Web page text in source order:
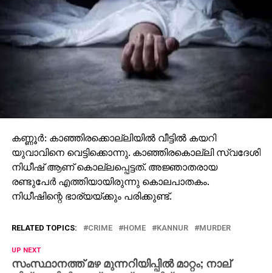
കണ്ണൂർ: കാഞ്ഞിരക്കൊല്ലിയിൽ വീട്ടിൽ കയറി
യുവാവിനെ വെട്ടിക്കൊന്നു. കാഞ്ഞിരകൊല്ലി സ്വദേശി
നിധീഷ് ആണ് കൊല്ലപ്പെട്ടത്. അജ്ഞാതരായ
രണ്ടുപേർ എത്തിയായിരുന്നു കൊലപാതകം.
നിധീഷിന്റെ ഭാര്യയ്ക്കും പരിക്കുണ്ട്.
RELATED TOPICS: CRIME HOME KANNUR MURDER
UP NEXT
സംസ്ഥാനത്ത് മഴ മുന്നറിയിപ്പില്‍ മാറ്റം; നാല്